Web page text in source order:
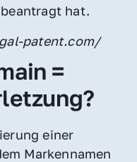
hat.
patent.com/
=
einer
Markennamen